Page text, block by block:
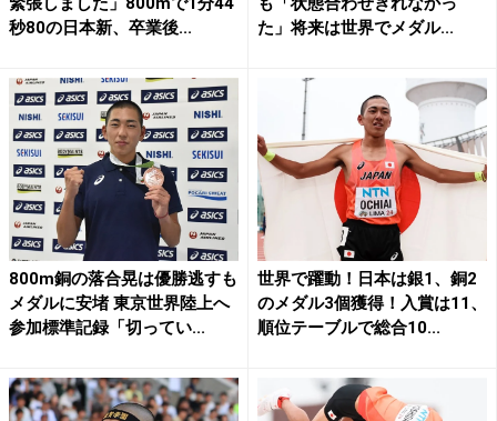
秒80の日本新、卒業後...
た」将来は世界でメダル...
800m銅の落合晃は優勝逃すも
メダルに安堵 東京世界陸上へ
参加標準記録「切ってい...
世界で躍動！日本は銀1、銅2
のメダル3個獲得！入賞は11、
順位テーブルで総合10...